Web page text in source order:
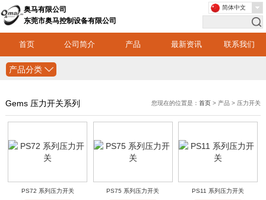
奥马有限公司
东莞市奥马控制设备有限公司
首页 公司简介 产品 最新资讯 联系我们
简体中文
产品分类
Gems 压力开关系列 您现在的位置是：首页 > 产品 > 压力开关
PS72 系列压力开关 PS75 系列压力开关 PS11 系列压力开关